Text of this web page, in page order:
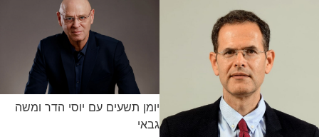
יומן תשעים עם יוסי הדר ומשה
גבאי